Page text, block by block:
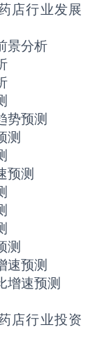
店行业发展
景分析
势预测
测
预测
测
速预测
增速预测
店行业投资